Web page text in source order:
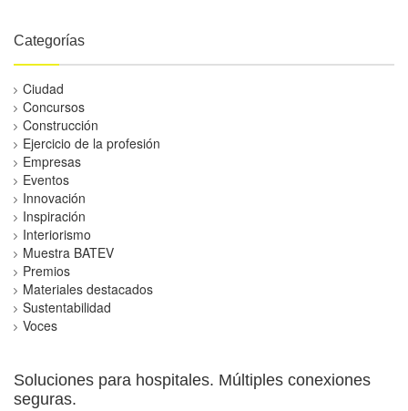
Categorías
Ciudad
Concursos
Construcción
Ejercicio de la profesión
Empresas
Eventos
Innovación
Inspiración
Interiorismo
Muestra BATEV
Premios
Materiales destacados
Sustentabilidad
Voces
Soluciones para hospitales. Múltiples conexiones
seguras.